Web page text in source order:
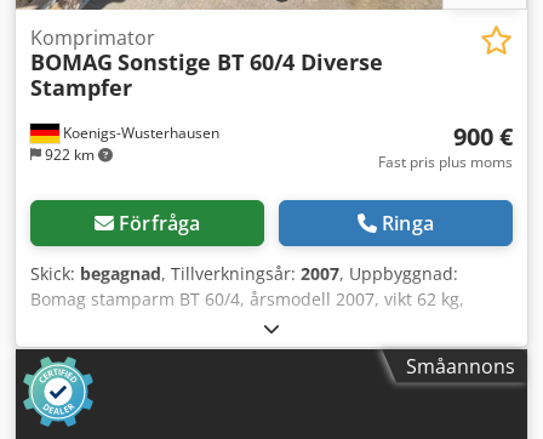
Koenigs-Wusterhausen
922 km
Komprimator
BOMAG Sonstige BT 60/4 Diverse
Stampfer
900 €
Fast pris plus moms
Förfråga Ringa
Skick: begagnad, Tillverkningsår: 2007, Uppbyggnad:
Bomag stamparm BT 60/4, årsmodell 2007, vikt 62 kg,
fötternas mått: 340x280 mm, Honda bensinmotor GX 100 /
2,5 kW. Dedpfx Aovxpc Hjarsck Försäljning endast till
företagare. VID EXPORT GÄLLER ENDAST NETTOPRISET!!!!!
ALLA UPPGIFTER UTAN GARANTI INKL. UTRUSTNING OCH
TILLBEHÖR. Samtliga köpeavtal, fakturor, proformafakturor,
Småannons